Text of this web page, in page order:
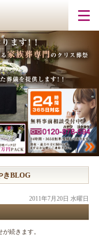
きBLOG
2011年7月20日 水曜日
続きます。